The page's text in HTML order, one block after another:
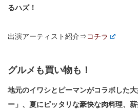
るハズ！
出演アーティスト紹介⇒コチラ
グルメも買い物も！
地元のイワシとピーマンがコラボした
ー」、夏にピッタリな豪快な肉料理、